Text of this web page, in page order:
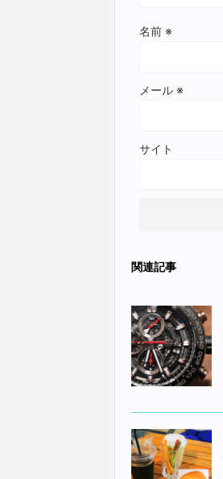
名前 ※
メール ※
サイト
関連記事